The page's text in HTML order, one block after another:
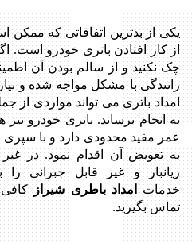
یکی از بدترین اتفاقاتی که ممکن
از کار افتادن باتری خودرو است.
چک نکنید و از سالم بودن آن
رانندگی با مشکل مواجه شده و
امداد باتری می تواند مواردی از
به انجام برساند. باتری خودرو نیز
عمر مفید محدودی دارد و با
به تعویض آن اقدام نمود. در
زیانبار و غیر قابل جبرانی را
خدمات امداد باطری شیراز کافی
تماس بگیرید.